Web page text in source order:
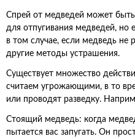
Спрей от медведей может
для отпугивания медведей, но
в том случае, если медведь не
другие методы устрашения.
Существует множество
считаем угрожающими, в то
или проводят разведку.
Стоящий медведь: когда
пытается вас запугать. Он